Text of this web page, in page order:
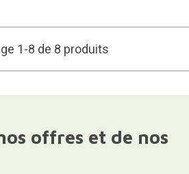
1-8 de 8 produits
offres et de nos